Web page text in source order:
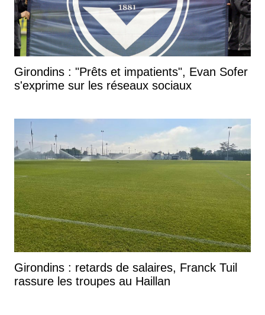
Girondins : "Prêts et impatients", Evan Sofer
s'exprime sur les réseaux sociaux
Girondins : retards de salaires, Franck Tuil
rassure les troupes au Haillan